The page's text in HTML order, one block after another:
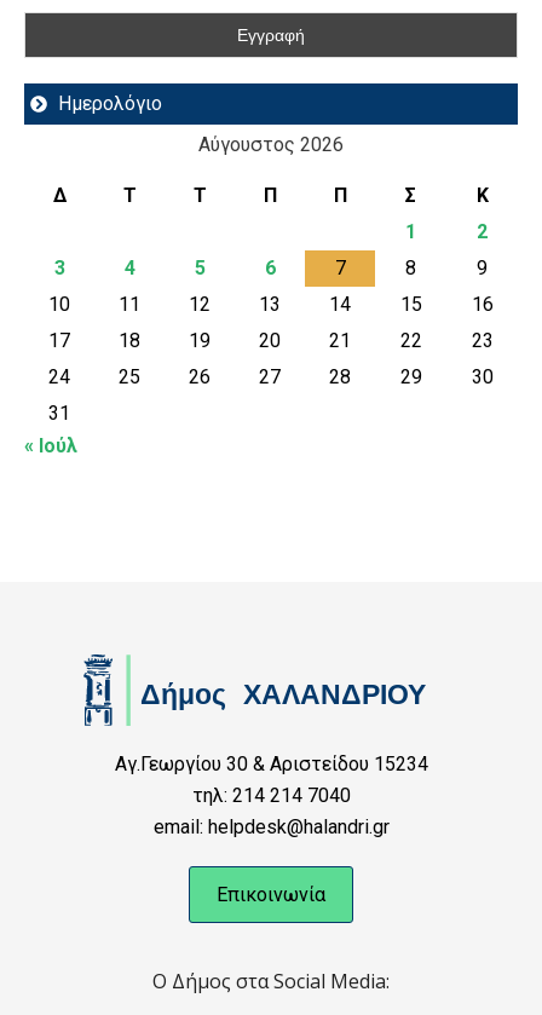
Ημερολόγιο
Αύγουστος 2026
Δ Τ Τ Π Π Σ
Κ
1
2
3
4 5 6 7 8
9
10
11 12 13 14 15
16
17
18 19 20 21 22
23
24
25 26 27 28 29
30
31
« Ιούλ
Αγ.Γεωργίου 30 & Αριστείδου 15234
τηλ: 214 214 7040
email: helpdesk@halandri.gr
Επικοινωνία
Ο Δήμος στα Social Media: